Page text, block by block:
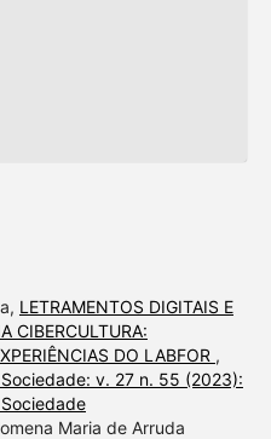
LETRAMENTOS DIGITAIS E
CIBERCULTURA:
DO LABFOR ,
v. 27 n. 55 (2023):
Maria de Arruda